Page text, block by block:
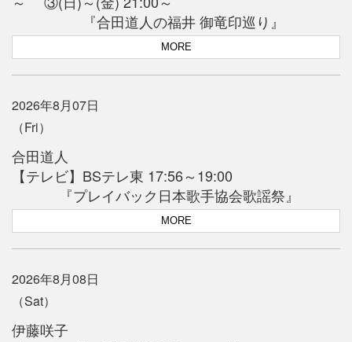
『合田道人の福井 御竜印巡り』
MORE
2026年8月07日
（Fri）
合田道人
【テレビ】BSテレ東 17:56～19:00
『プレイバック日本歌手協会歌謡祭』
MORE
2026年8月08日
（Sat）
伊藤咲子